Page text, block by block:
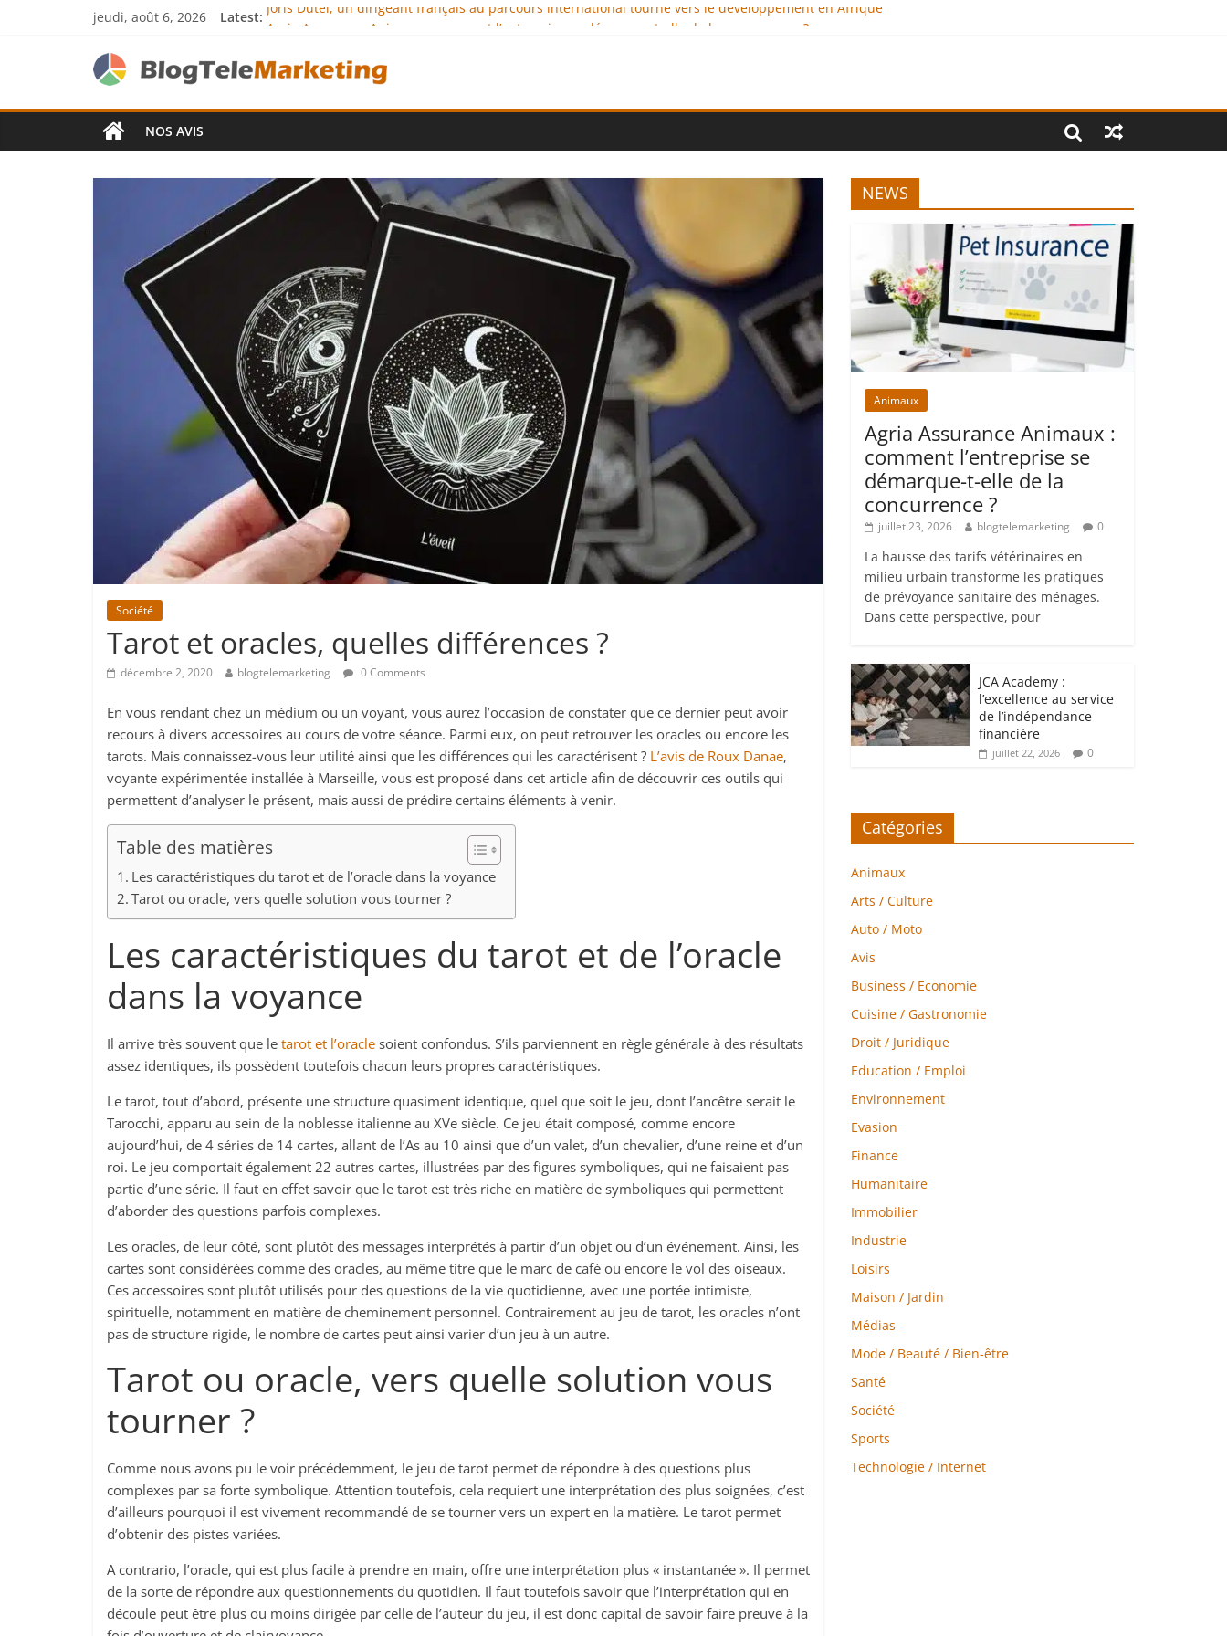
jeudi, août 6, 2026 Latest: Joris Dutel, un dirigeant français au parcours international tourné vers le développement en Afrique
JCA Academy : l’excellence au service de l’indépendance financière
Denis Bouclon : la diplomatie éducative comme moteur de coopération internationale
NOS AVIS
Société
Tarot et oracles, quelles différences ?
décembre 2, 2020 blogtelemarketing 0 Comments
En vous rendant chez un médium ou un voyant, vous aurez l’occasion de constater que ce dernier peut avoir
recours à divers accessoires au cours de votre séance. Parmi eux, on peut retrouver les oracles ou encore les
tarots. Mais connaissez-vous leur utilité ainsi que les différences qui les caractérisent ? L’avis de Roux Danae,
voyante expérimentée installée à Marseille, vous est proposé dans cet article afin de découvrir ces outils qui
permettent d’analyser le présent, mais aussi de prédire certains éléments à venir.
Table des matières
Les caractéristiques du tarot et de l’oracle dans la voyance
Tarot ou oracle, vers quelle solution vous tourner ?
Les caractéristiques du tarot et de l’oracle
dans la voyance
Il arrive très souvent que le tarot et l’oracle soient confondus. S’ils parviennent en règle générale à des résultats
assez identiques, ils possèdent toutefois chacun leurs propres caractéristiques.
Le tarot, tout d’abord, présente une structure quasiment identique, quel que soit le jeu, dont l’ancêtre serait le
Tarocchi, apparu au sein de la noblesse italienne au XVe siècle. Ce jeu était composé, comme encore
aujourd’hui, de 4 séries de 14 cartes, allant de l’As au 10 ainsi que d’un valet, d’un chevalier, d’une reine et d’un
roi. Le jeu comportait également 22 autres cartes, illustrées par des figures symboliques, qui ne faisaient pas
partie d’une série. Il faut en effet savoir que le tarot est très riche en matière de symboliques qui permettent
d’aborder des questions parfois complexes.
Les oracles, de leur côté, sont plutôt des messages interprétés à partir d’un objet ou d’un événement. Ainsi, les
cartes sont considérées comme des oracles, au même titre que le marc de café ou encore le vol des oiseaux.
Ces accessoires sont plutôt utilisés pour des questions de la vie quotidienne, avec une portée intimiste,
spirituelle, notamment en matière de cheminement personnel. Contrairement au jeu de tarot, les oracles n’ont
pas de structure rigide, le nombre de cartes peut ainsi varier d’un jeu à un autre.
Tarot ou oracle, vers quelle solution vous
tourner ?
Comme nous avons pu le voir précédemment, le jeu de tarot permet de répondre à des questions plus
complexes par sa forte symbolique. Attention toutefois, cela requiert une interprétation des plus soignées, c’est
d’ailleurs pourquoi il est vivement recommandé de se tourner vers un expert en la matière. Le tarot permet
d’obtenir des pistes variées.
A contrario, l’oracle, qui est plus facile à prendre en main, offre une interprétation plus « instantanée ». Il permet
de la sorte de répondre aux questionnements du quotidien. Il faut toutefois savoir que l’interprétation qui en
découle peut être plus ou moins dirigée par celle de l’auteur du jeu, il est donc capital de savoir faire preuve à la
NEWS
Animaux
Agria Assurance Animaux :
comment l’entreprise se
démarque-t-elle de la
concurrence ?
juillet 23, 2026 blogtelemarketing 0
La hausse des tarifs vétérinaires en
milieu urbain transforme les pratiques
de prévoyance sanitaire des ménages.
Dans cette perspective, pour
JCA Academy :
l’excellence au service
de l’indépendance
financière
juillet 22, 2026 0
Catégories
Animaux
Arts / Culture
Auto / Moto
Avis
Business / Economie
Cuisine / Gastronomie
Droit / Juridique
Education / Emploi
Environnement
Evasion
Finance
Humanitaire
Immobilier
Industrie
Loisirs
Maison / Jardin
Médias
Mode / Beauté / Bien-être
Santé
Société
Sports
Technologie / Internet